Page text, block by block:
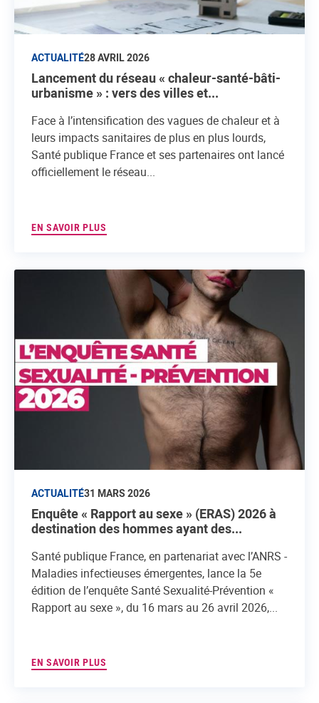
ACTUALITÉ28 AVRIL 2026
Lancement du réseau « chaleur-santé-bâti-
urbanisme » : vers des villes et...
Face à l’intensification des vagues de chaleur et à
leurs impacts sanitaires de plus en plus lourds,
Santé publique France et ses partenaires ont lancé
officiellement le réseau...
EN SAVOIR PLUS
ACTUALITÉ31 MARS 2026
Enquête « Rapport au sexe » (ERAS) 2026 à
destination des hommes ayant des...
Santé publique France, en partenariat avec l’ANRS -
Maladies infectieuses émergentes, lance la 5e
édition de l’enquête Santé Sexualité-Prévention «
Rapport au sexe », du 16 mars au 26 avril 2026,...
EN SAVOIR PLUS